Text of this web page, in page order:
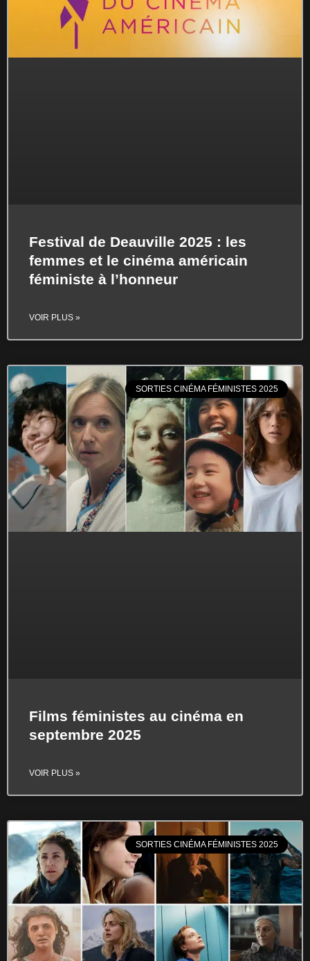
Festival de Deauville 2025 : les
femmes et le cinéma américain
féministe à l’honneur
VOIR PLUS »
SORTIES CINÉMA FÉMINISTES 2025
Films féministes au cinéma en
septembre 2025
VOIR PLUS »
SORTIES CINÉMA FÉMINISTES 2025